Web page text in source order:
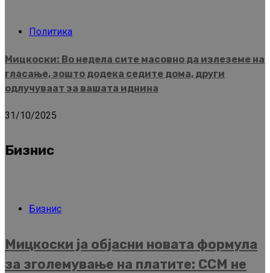
Политика
Мицкоски: Во недела сите масовно да излеземе на
гласање, зошто додека седите дома, други
одлучуваат за вашата иднина
31/10/2025
Бизнис
Бизнис
Мицкоски ја објасни новата формула
за зголемување на платите: ССМ не